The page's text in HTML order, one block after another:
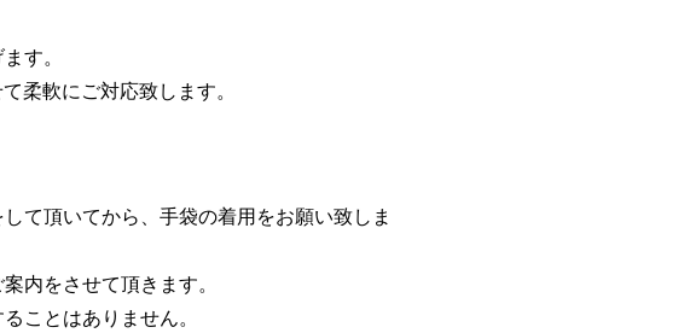
す。
柔軟にご対応致します。
て頂いてから、手袋の着用をお願い致しま
内をさせて頂きます。
ことはありません。